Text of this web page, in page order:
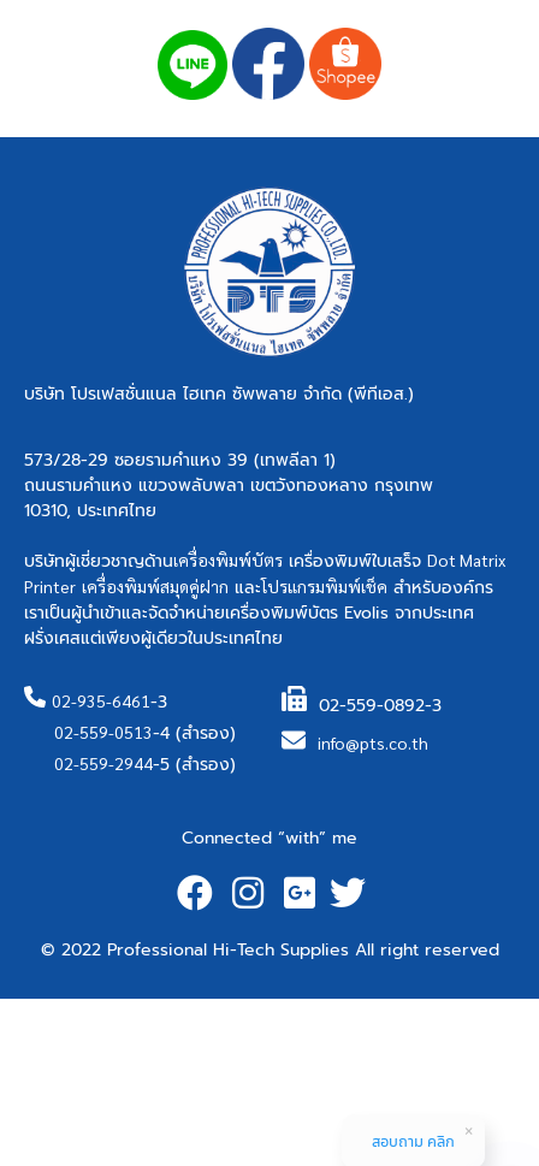
บริษัท โปรเฟสชั่นแนล ไฮเทค ซัพพลาย จำกัด (พีทีเอส.)
573/28-29 ซอยรามคำแหง 39 (เทพลีลา 1)
ถนนรามคำแหง แขวงพลับพลา เขตวังทองหลาง กรุงเทพ
10310, ประเทศไทย
บริษัทผู้เชี่ยวชาญด้านเครื่องพิมพ์บัตร เครื่องพิมพ์ใบเสร็จ Dot Matrix
Printer เครื่องพิมพ์สมุดคู่ฝาก และโปรแกรมพิมพ์เช็ค สำหรับองค์กร
เราเป็นผู้นำเข้าและจัดจำหน่ายเครื่องพิมพ์บัตร Evolis จากประเทศ
ฝรั่งเศสแต่เพียงผู้เดียวในประเทศไทย
02-935-6461-3
02-559-0513-4 (สำรอง)
02-559-2944-5 (สำรอง)
02-559-0892-3
info@pts.co.th
Connected “with” me
© 2022 Professional Hi-Tech Supplies All right reserved
สอบถาม คลิก